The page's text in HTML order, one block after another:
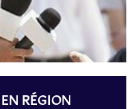
RÉGION